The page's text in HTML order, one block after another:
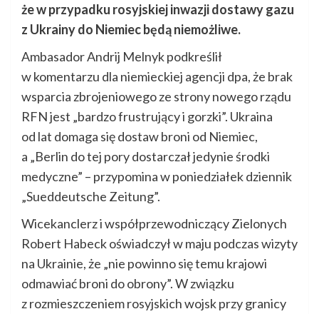
że w przypadku rosyjskiej inwazji dostawy gazu
z Ukrainy do Niemiec będą niemożliwe.
Ambasador Andrij Melnyk podkreślił
w komentarzu dla niemieckiej agencji dpa, że brak
wsparcia zbrojeniowego ze strony nowego rządu
RFN jest „bardzo frustrujący i gorzki”. Ukraina
od lat domaga się dostaw broni od Niemiec,
a „Berlin do tej pory dostarczał jedynie środki
medyczne” – przypomina w poniedziałek dziennik
„Sueddeutsche Zeitung”.
Wicekanclerz i współprzewodniczący Zielonych
Robert Habeck oświadczył w maju podczas wizyty
na Ukrainie, że „nie powinno się temu krajowi
odmawiać broni do obrony”. W związku
z rozmieszczeniem rosyjskich wojsk przy granicy